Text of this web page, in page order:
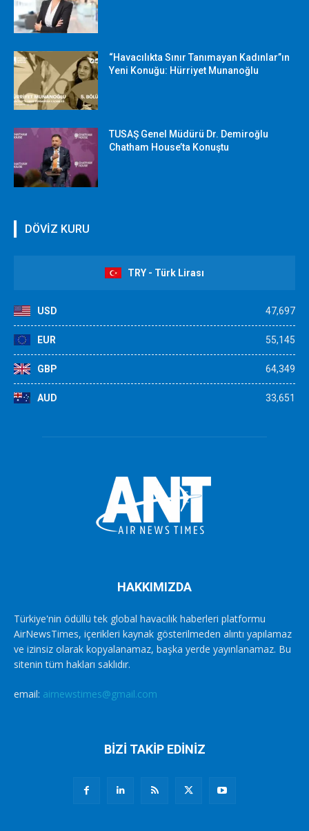
“Havacılıkta Sınır Tanımayan Kadınlar”ın
Yeni Konuğu: Hürriyet Munanoğlu
TUSAŞ Genel Müdürü Dr. Demiroğlu
Chatham House’ta Konuştu
DÖVİZ KURU
TRY - Türk Lirası
USD 47,697
EUR 55,145
GBP 64,349
AUD 33,651
HAKKIMIZDA
Türkiye'nin ödüllü tek global havacılık haberleri platformu
AirNewsTimes, içerikleri kaynak gösterilmeden alıntı yapılamaz
ve izinsiz olarak kopyalanamaz, başka yerde yayınlanamaz. Bu
sitenin tüm hakları saklıdır.
email: airnewstimes@gmail.com
BİZİ TAKİP EDİNİZ